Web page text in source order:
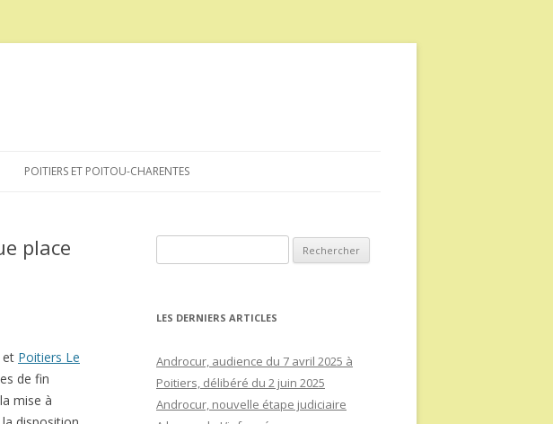
POITIERS ET POITOU-CHARENTES
place
et Poitiers Le
de fin
mise à
LES DERNIERS ARTICLES
Androcur, audience du 7 avril 2025 à
Poitiers, délibéré du 2 juin 2025
Androcur, nouvelle étape judiciaire